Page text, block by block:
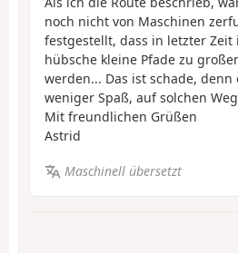
noch nicht von Maschinen
festgestellt, dass in letzter
hübsche kleine Pfade zu
werden... Das ist schade, denn
weniger Spaß, auf solchen
Mit freundlichen Grüßen
Astrid
Maschinell übersetzt